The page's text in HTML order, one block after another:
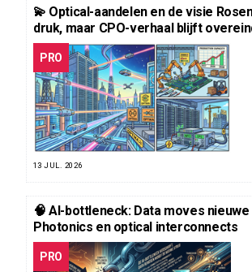
💫 Optical-aandelen en de visie
druk, maar CPO-verhaal blijft
PRO
13 JUL. 2026
🧠 AI-bottleneck: Data moves
Photonics en optical interconnects
PRO